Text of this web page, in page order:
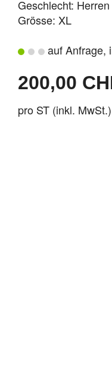
Geschlecht: Herren
Grösse: XL
auf Anfrage,
200,00
pro ST (inkl. MwSt.)